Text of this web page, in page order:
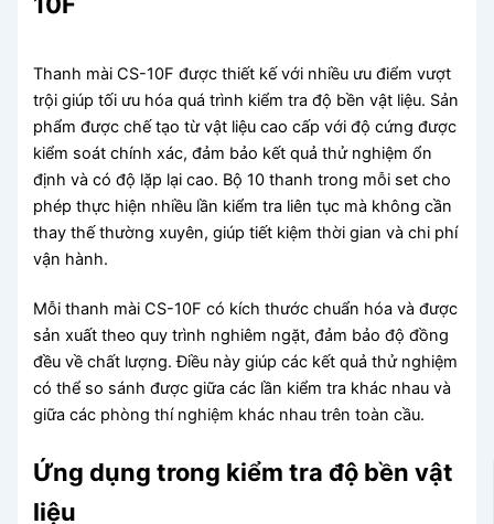
Thanh mài CS-10F được thiết kế với nhiều ưu điểm vượt
trội giúp tối ưu hóa quá trình kiểm tra độ bền vật liệu. Sản
phẩm được chế tạo từ vật liệu cao cấp với độ cứng được
kiểm soát chính xác, đảm bảo kết quả thử nghiệm ổn
định và có độ lặp lại cao. Bộ 10 thanh trong mỗi set cho
phép thực hiện nhiều lần kiểm tra liên tục mà không cần
thay thế thường xuyên, giúp tiết kiệm thời gian và chi phí
vận hành.
Mỗi thanh mài CS-10F có kích thước chuẩn hóa và được
sản xuất theo quy trình nghiêm ngặt, đảm bảo độ đồng
đều về chất lượng. Điều này giúp các kết quả thử nghiệm
có thể so sánh được giữa các lần kiểm tra khác nhau và
giữa các phòng thí nghiệm khác nhau trên toàn cầu.
Ứng dụng trong kiểm tra độ bền vật
liệu